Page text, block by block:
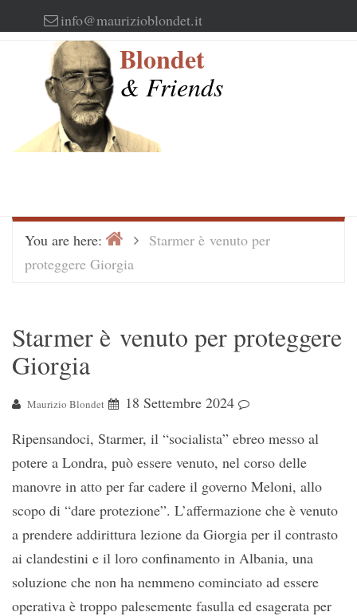
to
info@maurizioblondet.it
Blondet
& Friends
You are here: HomeStarmer è venuto per
proteggere Giorgia
Starmer è venuto per proteggere
Giorgia
Maurizio Blondet
18 Settembre 2024
Ripensandoci, Starmer, il “socialista” ebreo messo al
potere a Londra, può essere venuto, nel corso delle
manovre in atto per far cadere il governo Meloni, allo
scopo di “dare protezione”. L’affermazione che è venuto
a prendere addirittura lezione da Giorgia per il contrasto
ai clandestini e il loro confinamento in Albania, una
soluzione che non ha nemmeno cominciato ad essere
operativa è troppo palesemente fasulla ed esagerata per